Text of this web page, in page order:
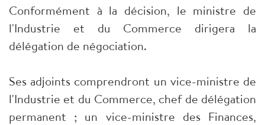
Conformément à la décision, le ministre de
l'Industrie et du Commerce dirigera la
délégation de négociation.
Ses adjoints comprendront un vice-ministre de
l'Industrie et du Commerce, chef de délégation
permanent ; un vice-ministre des Finances,